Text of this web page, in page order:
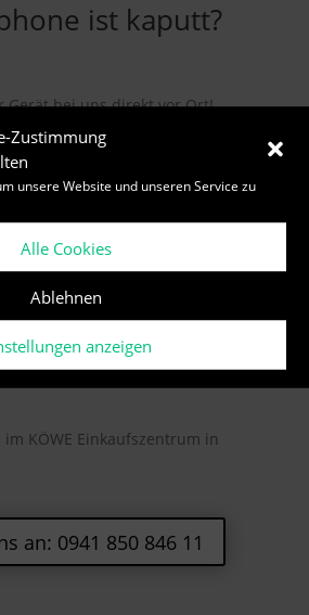
Zustimmung
unsere Website und unseren Service zu
Alle Cookies
Ablehnen
anzeigen
ist kaputt?
Gerät bei uns direkt vor Ort!
oder Android Geräte von
und co. – wir kümmern uns
Gerät!
Schäden und übernehmen den
schauen Sie einfach bei uns in der
im KÖWE Einkaufszentrum in
an: 0941 850 846 11